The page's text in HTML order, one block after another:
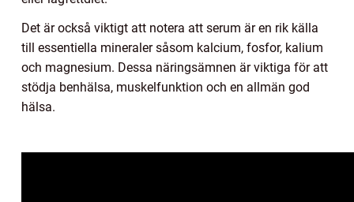
Det är också viktigt att notera att serum är en rik källa
till essentiella mineraler såsom kalcium, fosfor, kalium
och magnesium. Dessa näringsämnen är viktiga för att
stödja benhälsa, muskelfunktion och en allmän god
hälsa.